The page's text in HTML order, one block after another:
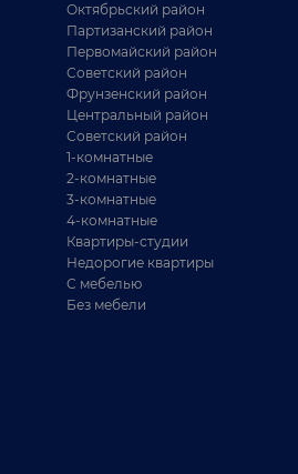
Октябрьский район
Партизанский район
Первомайский район
Советский район
Фрунзенский район
Центральный район
Советский район
1-комнатные
2-комнатные
3-комнатные
4-комнатные
Квартиры-студии
Недорогие квартиры
С мебелью
Без мебели